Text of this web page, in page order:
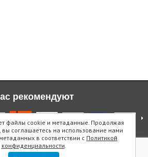
файлы cookie и метаданные. Продолжая
вы соглашаетесь на использование нами
в соответствии с Политикой
конфиденциальности.
рекомендуют
сайта